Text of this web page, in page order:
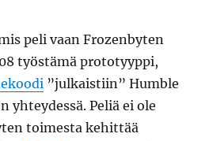
peli vaan Frozenbyten
työstämä prototyyppi,
”julkaistiin” Humble
yhteydessä. Peliä ei ole
toimesta kehittää